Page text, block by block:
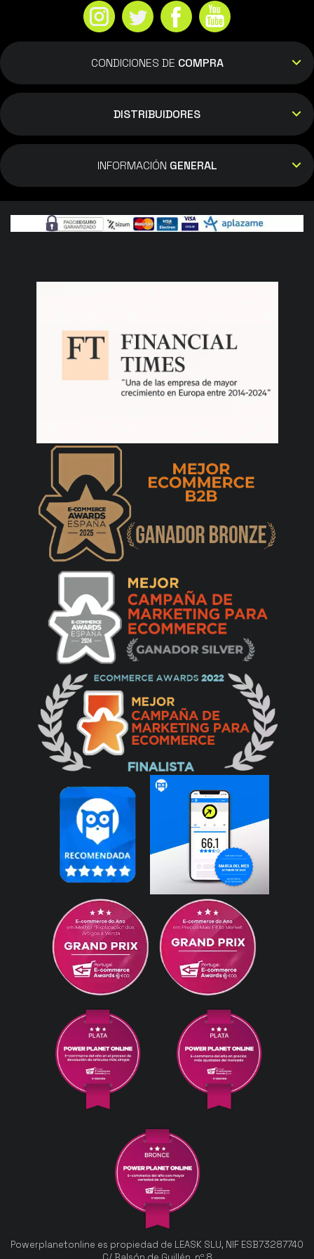
Sakamoto
precio. Lo recibí con la versión de firmware
1.0.0.7, por lo que no encontré ninguno de
gente de la versión anterior. Buen color, muy
buen HDR. La calidad de imagen es muy
buena, la pantalla tiene un buen contraste y
un HDR muy bueno.
Excelente pantalla me llego mu rapido y
todo muy bien.. muy recomendada esta
pantalla a su precio..
Diazlee
29/12/2024
Un monitor espectacular con buena
profundidad de negros y local dimming, lo he
testado y me ha encantado:
https://youtu.be/qQnPswvkwr8
jp
12/09/2024
Es un monitor impresionante, esta muy cerca
de un oled, la calidad de materiales es
buenísima. Tiempos de respuesta muy
rápidos, muchos modos de configurar la
imagen ademas de manera fácil e intuitiva.
En definitiva un monitor de 10 con un precio
súper ajustado.
CONDICIONES DE COMPRA
DISTRIBUIDORES
INFORMACIÓN GENERAL
Powerplanetonline es propiedad de LEASK SLU, NIF ESB73287740